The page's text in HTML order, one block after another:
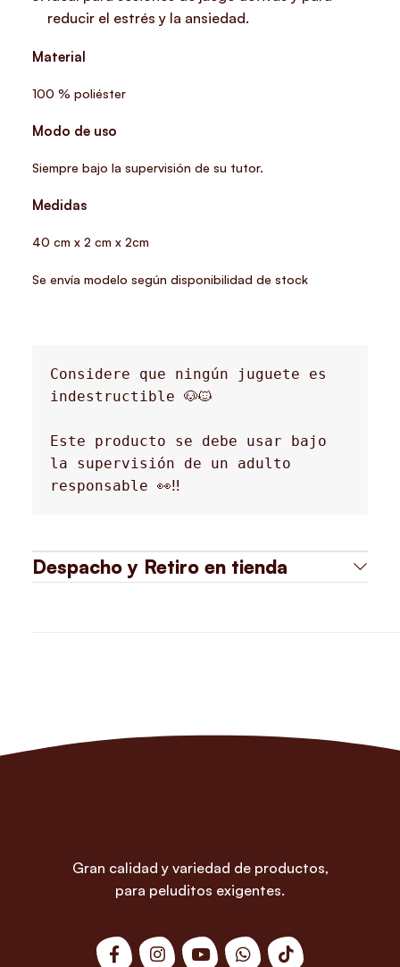
reducir el estrés y la ansiedad.
Material
100 % poliéster
Modo de uso
Siempre bajo la supervisión de su tutor.
Medidas
40 cm x 2 cm x 2cm
Se envía modelo según disponibilidad de stock
Considere que ningún juguete es
indestructible 🐶🐱
Este producto se debe usar bajo
la supervisión de un adulto
responsable 👀‼️
Despacho y Retiro en tienda
Gran calidad y variedad de productos,
para peluditos exigentes.